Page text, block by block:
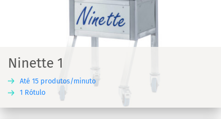
Ninette 1
Até 15 produtos/minuto
1 Rótulo